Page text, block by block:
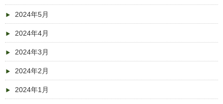
2024年5月
2024年4月
2024年3月
2024年2月
2024年1月